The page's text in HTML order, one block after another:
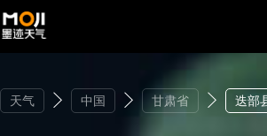
天气 中国 甘肃省 迭部